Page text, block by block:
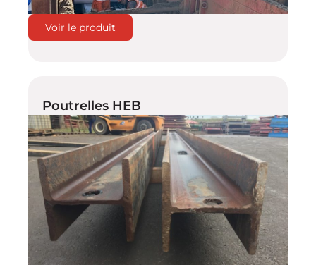
Voir le produit
Poutrelles HEB